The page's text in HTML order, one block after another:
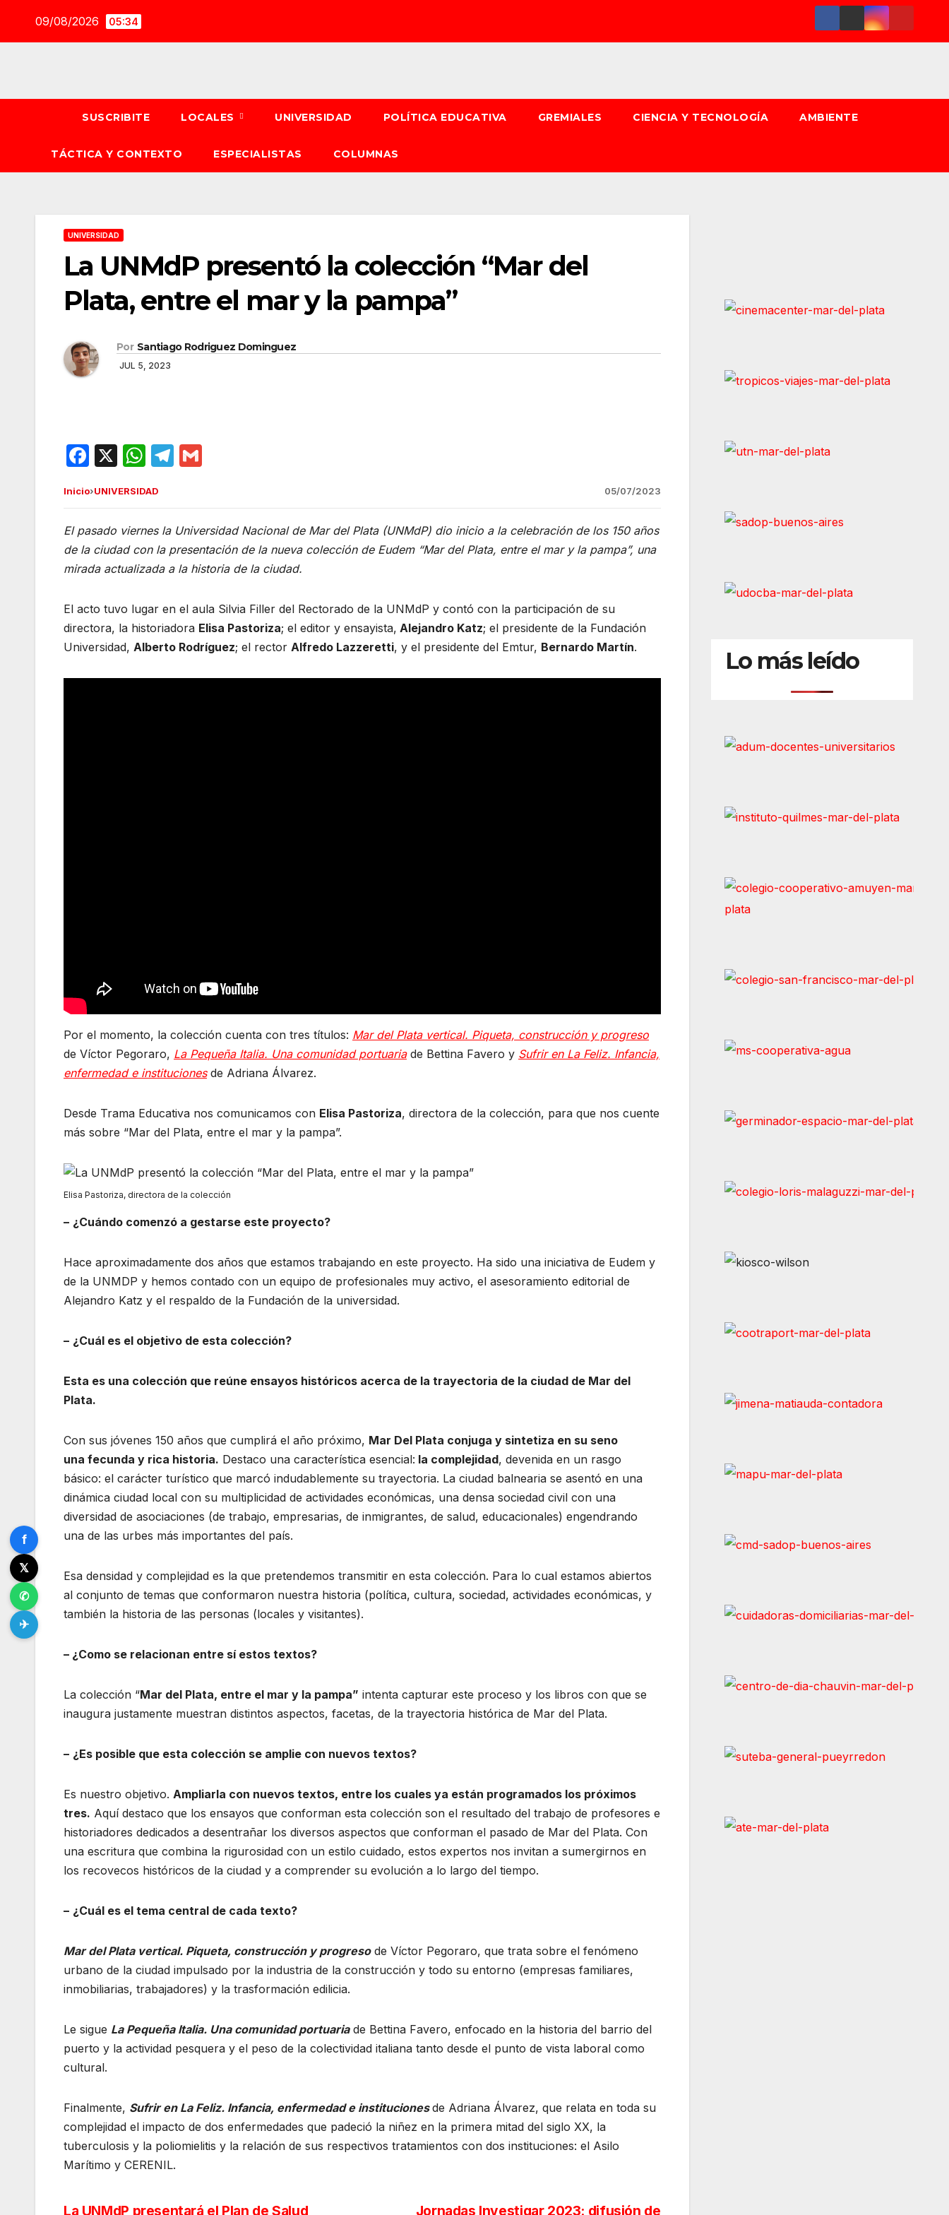
09/08/2026 05:34
SUSCRIBITE LOCALES UNIVERSIDAD POLÍTICA EDUCATIVA GREMIALES CIENCIA Y TECNOLOGÍA AMBIENTE
TÁCTICA Y CONTEXTO ESPECIALISTAS COLUMNAS
UNIVERSIDAD
La UNMdP presentó la colección “Mar del
Plata, entre el mar y la pampa”
Por Santiago Rodriguez Dominguez
JUL 5, 2023
F
c
e
b
o
k
X
W
at
s
A
p
T
e
gr
a
m
ail
Inicio›UNIVERSIDAD 05/07/2023
El pasado viernes la Universidad Nacional de Mar del Plata (UNMdP) dio inicio a la celebración de los 150 años
de la ciudad con la presentación de la nueva colección de Eudem “Mar del Plata, entre el mar y la pampa”, una
mirada actualizada a la historia de la ciudad.
El acto tuvo lugar en el aula Silvia Filler del Rectorado de la UNMdP y contó con la participación de su
directora, la historiadora Elisa Pastoriza; el editor y ensayista, Alejandro Katz; el presidente de la Fundación
Universidad, Alberto Rodríguez; el rector Alfredo Lazzeretti, y el presidente del Emtur, Bernardo Martín.
Por el momento, la colección cuenta con tres títulos: Mar del Plata vertical. Piqueta, construcción y progreso
de Víctor Pegoraro, La Pequeña Italia. Una comunidad portuariade Bettina Favero y Sufrir en La Feliz. Infancia,
enfermedad e institucionesde Adriana Álvarez.
Desde Trama Educativa nos comunicamos con Elisa Pastoriza, directora de la colección, para que nos cuente
más sobre “Mar del Plata, entre el mar y la pampa”.
Elisa Pastoriza, directora de la colección
– ¿Cuándo comenzó a gestarse este proyecto?
Hace aproximadamente dos años que estamos trabajando en este proyecto. Ha sido una iniciativa de Eudem y
de la UNMDP y hemos contado con un equipo de profesionales muy activo, el asesoramiento editorial de
Alejandro Katz y el respaldo de la Fundación de la universidad.
– ¿Cuál es el objetivo de esta colección?
Esta es una colección que reúne ensayos históricos acerca de la trayectoria de la ciudad de Mar del
Plata.
Con sus jóvenes 150 años que cumplirá el año próximo, Mar Del Plata conjuga y sintetiza en su seno
una fecunda y rica historia. Destaco una característica esencial: la complejidad, devenida en un rasgo
básico: el carácter turístico que marcó indudablemente su trayectoria. La ciudad balnearia se asentó en una
dinámica ciudad local con su multiplicidad de actividades económicas, una densa sociedad civil con una
diversidad de asociaciones (de trabajo, empresarias, de inmigrantes, de salud, educacionales) engendrando
una de las urbes más importantes del país.
Esa densidad y complejidad es la que pretendemos transmitir en esta colección. Para lo cual estamos abiertos
al conjunto de temas que conformaron nuestra historia (política, cultura, sociedad, actividades económicas, y
también la historia de las personas (locales y visitantes).
– ¿Como se relacionan entre sí estos textos?
La colección “Mar del Plata, entre el mar y la pampa” intenta capturar este proceso y los libros con que se
inaugura justamente muestran distintos aspectos, facetas, de la trayectoria histórica de Mar del Plata.
– ¿Es posible que esta colección se amplie con nuevos textos?
Es nuestro objetivo. Ampliarla con nuevos textos, entre los cuales ya están programados los próximos
tres. Aquí destaco que los ensayos que conforman esta colección son el resultado del trabajo de profesores e
historiadores dedicados a desentrañar los diversos aspectos que conforman el pasado de Mar del Plata. Con
una escritura que combina la rigurosidad con un estilo cuidado, estos expertos nos invitan a sumergirnos en
los recovecos históricos de la ciudad y a comprender su evolución a lo largo del tiempo.
– ¿Cuál es el tema central de cada texto?
Mar del Plata vertical. Piqueta, construcción y progresode Víctor Pegoraro, que trata sobre el fenómeno
urbano de la ciudad impulsado por la industria de la construcción y todo su entorno (empresas familiares,
inmobiliarias, trabajadores) y la trasformación edilicia.
Le sigue La Pequeña Italia. Una comunidad portuariade Bettina Favero, enfocado en la historia del barrio del
puerto y la actividad pesquera y el peso de la colectividad italiana tanto desde el punto de vista laboral como
cultural.
Finalmente, Sufrir en La Feliz. Infancia, enfermedad e instituciones de Adriana Álvarez, que relata en toda su
complejidad el impacto de dos enfermedades que padeció la niñez en la primera mitad del siglo XX, la
tuberculosis y la poliomielitis y la relación de sus respectivos tratamientos con dos instituciones: el Asilo
Marítimo y CERENIL.
Jornadas Investigar 2023: difusión de
La UNMdP presentará el Plan de Salud
Lo más leído
f
𝕏
✆
✈